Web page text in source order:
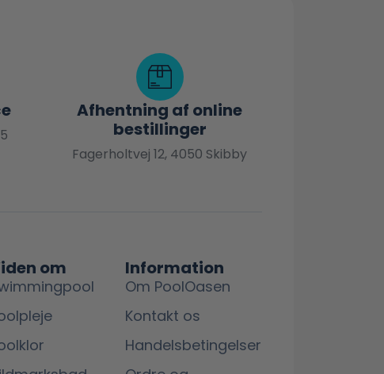
Afhentning af online
bestillinger
Fagerholtvej 12, 4050 Skibby
om Information
Om PoolOasen
Kontakt os
Handelsbetingelser